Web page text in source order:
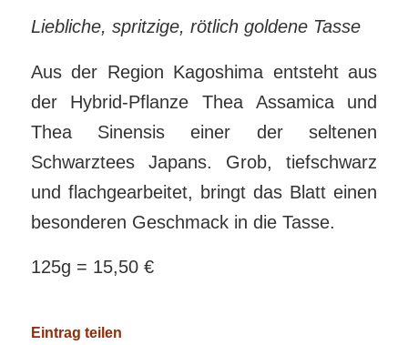
Liebliche, spritzige, rötlich goldene Tasse
Aus der Region Kagoshima entsteht aus
der Hybrid-Pflanze Thea Assamica und
Thea Sinensis einer der seltenen
Schwarztees Japans. Grob, tiefschwarz
und flachgearbeitet, bringt das Blatt einen
besonderen Geschmack in die Tasse.
125g = 15,50 €
Eintrag teilen